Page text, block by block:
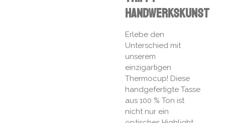
Handwerkskunst
Erlebe den
Unterschied mit
unserem
einzigartigen
Thermocup! Diese
handgefertigte Tasse
aus 100 % Ton ist
nicht nur ein